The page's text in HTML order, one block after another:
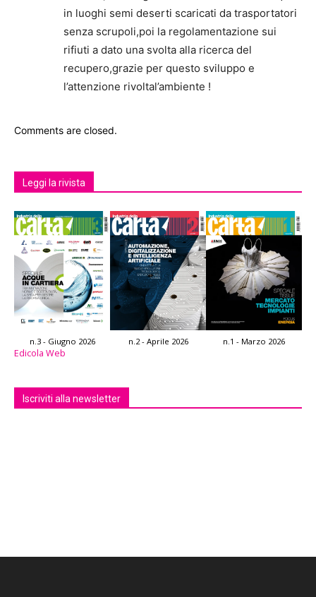
in luoghi semi deserti scaricati da trasportatori
senza scrupoli,poi la regolamentazione sui
rifiuti a dato una svolta alla ricerca del
recupero,grazie per questo sviluppo e
l’attenzione rivoltal’ambiente !
Comments are closed.
Leggi la rivista
n.3 - Giugno 2026 n.2 - Aprile 2026 n.1 - Marzo 2026
Edicola Web
Iscriviti alla newsletter